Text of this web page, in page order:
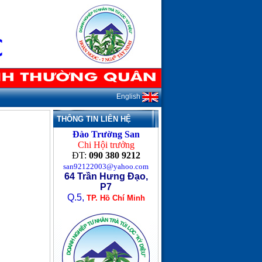
English
THÔNG TIN LIÊN HỆ
Đào Trường San
Chi Hội trưởng
ĐT: 090 380 9212
san92122003@yahoo.com
64 Trần Hưng Đạo,
P7
Q.5, TP. Hồ Chí Minh